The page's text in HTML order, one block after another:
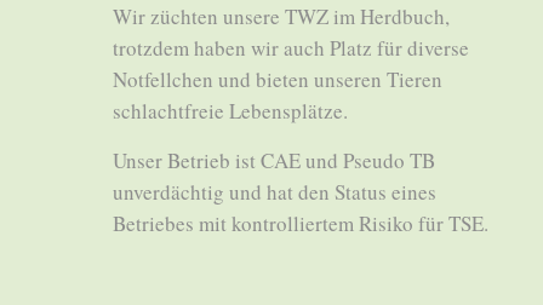
Wir züchten unsere TWZ im Herdbuch,
trotzdem haben wir auch Platz für diverse
Notfellchen und bieten unseren Tieren
schlachtfreie Lebensplätze.
Unser Betrieb ist CAE und Pseudo TB
unverdächtig und hat den Status eines
Betriebes mit kontrolliertem Risiko für TSE.